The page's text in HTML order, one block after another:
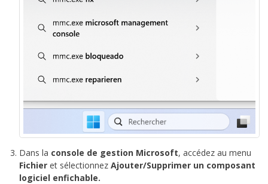
Dans la console de gestion Microsoft, accédez au menu
Fichier et sélectionnez Ajouter/Supprimer un composant
logiciel enfichable.